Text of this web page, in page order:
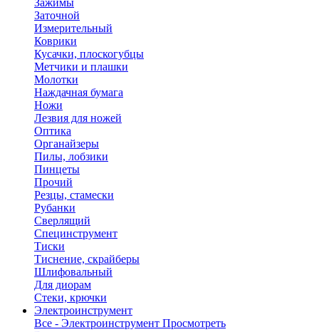
Зажимы
Заточной
Измерительный
Коврики
Кусачки, плоскогубцы
Метчики и плашки
Молотки
Наждачная бумага
Ножи
Лезвия для ножей
Оптика
Органайзеры
Пилы, лобзики
Пинцеты
Прочий
Резцы, стамески
Рубанки
Сверлящий
Специнструмент
Тиски
Тиснение, скрайберы
Шлифовальный
Для диорам
Стеки, крючки
Электроинструмент
Все - Электроинструмент Просмотреть